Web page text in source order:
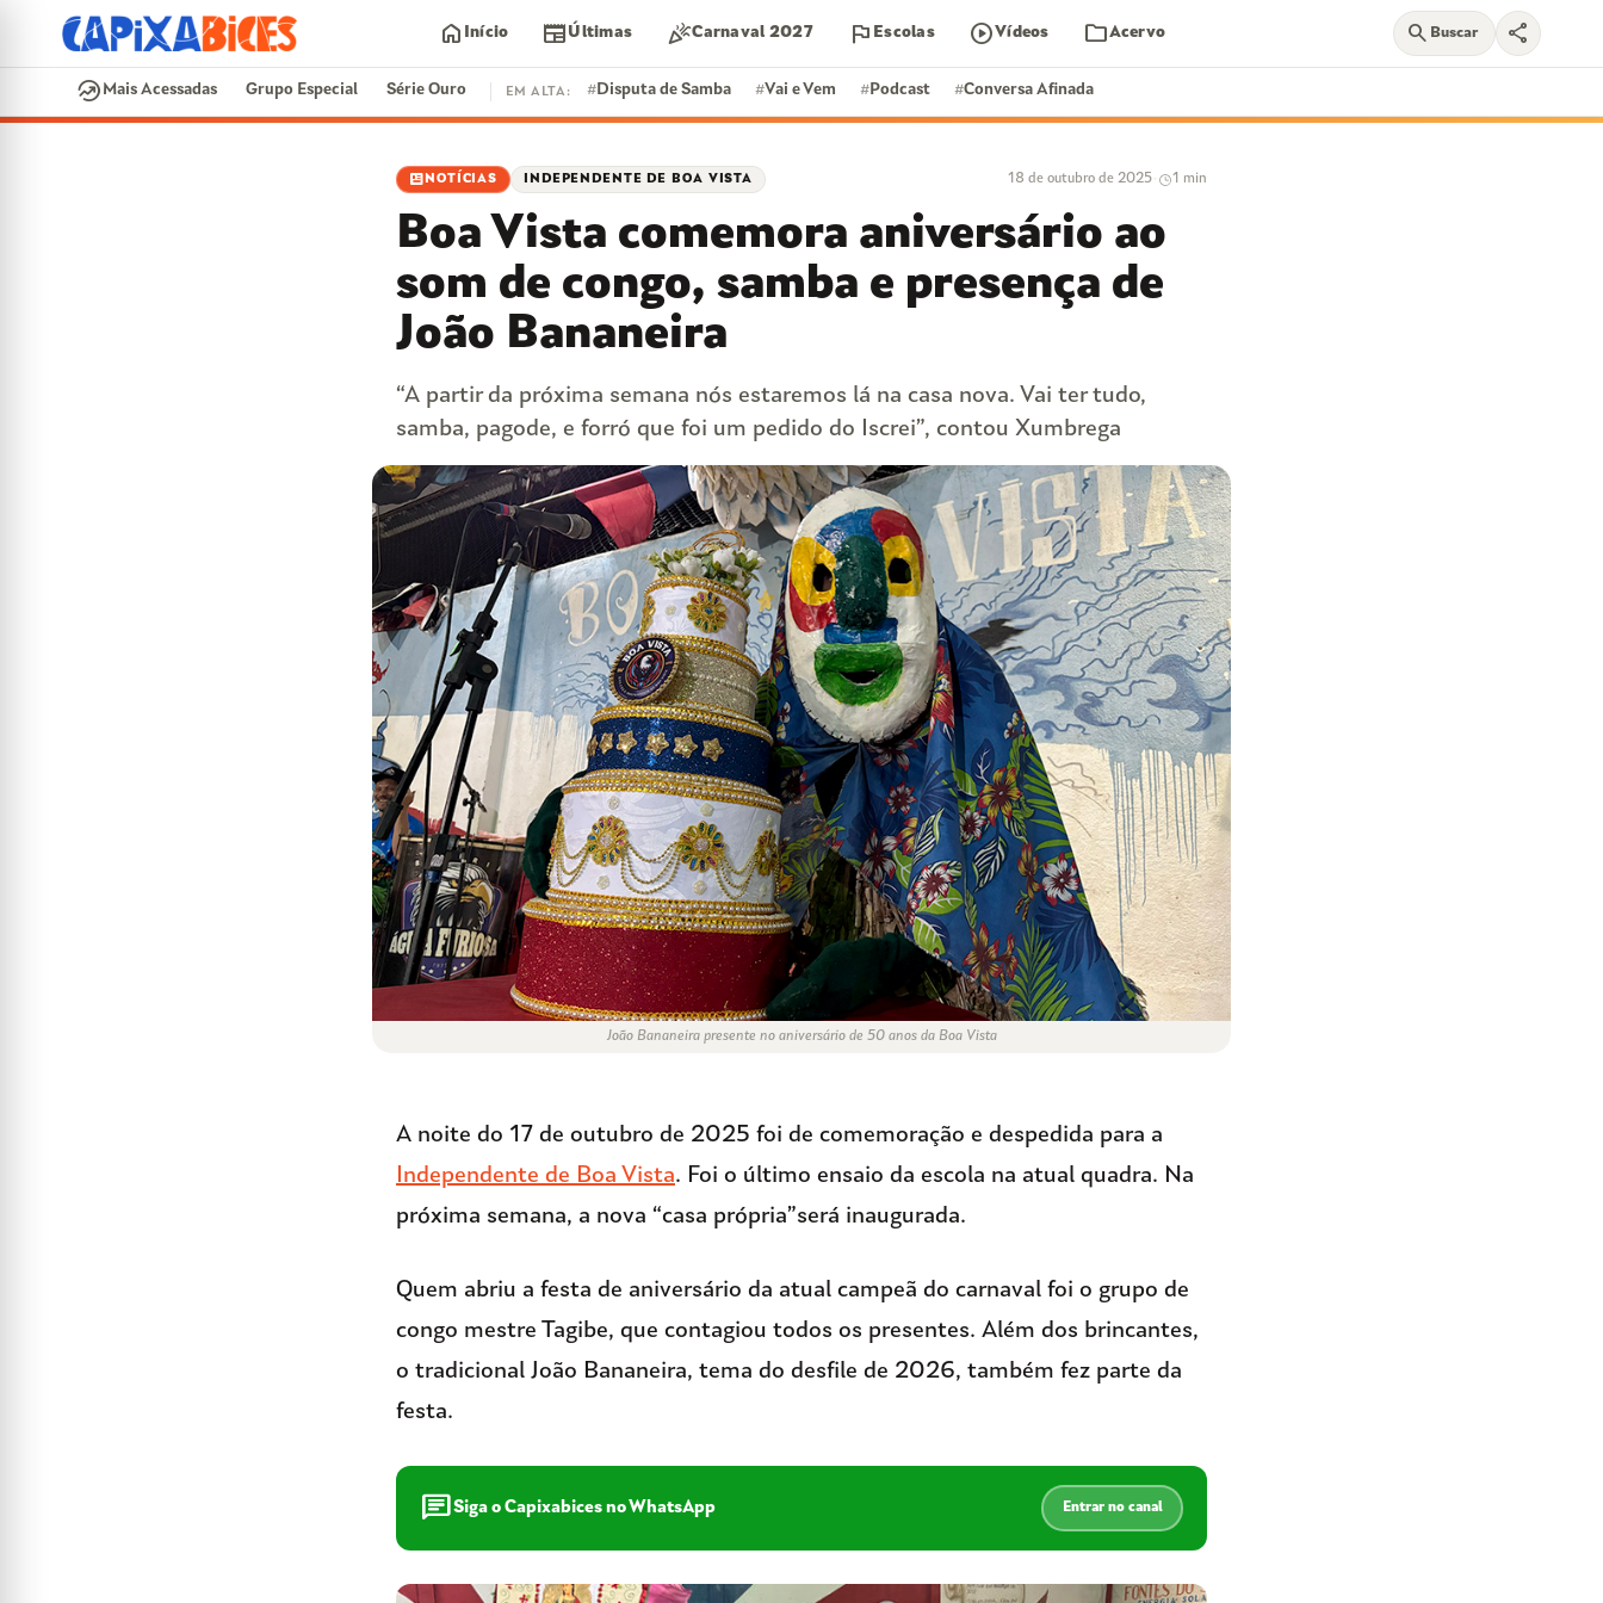
CIDADE DO SAMBA
PARINTINS EVENTOS FEIJOADA
home Início newspaper Últimas celebrationCarnaval 2027 flag Escolas play_circle Vídeos folderAcervo search Buscar share
whatshot Mais Acessadas Grupo Especial Série Ouro EM ALTA: # Disputa de Samba #Vai e Vem # Podcast #Conversa Afinada
João Bananeira presente no aniversário de 50 anos da Boa Vista
newsmode NOTÍCIAS INDEPENDENTE DE BOA VISTA 18 de outubro de 2025· 1 min
Boa Vista comemora aniversário ao
som de congo, samba e presença de
João Bananeira
“A partir da próxima semana nós estaremos lá na casa nova. Vai ter tudo,
samba, pagode, e forró que foi um pedido do Iscrei”, contou Xumbrega
A noite do 17 de outubro de 2025 foi de comemoração e despedida para a
Independente de Boa Vista. Foi o último ensaio da escola na atual quadra. Na
próxima semana, a nova “casa própria”será inaugurada.
Quem abriu a festa de aniversário da atual campeã do carnaval foi o grupo de
congo mestre Tagibe, que contagiou todos os presentes. Além dos brincantes,
o tradicional João Bananeira, tema do desfile de 2026, também fez parte da
festa.
chatSiga o Capixabices no WhatsApp Entrar no canal